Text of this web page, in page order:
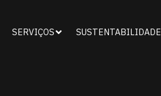
SERVIÇOS SUSTENTABILIDADE